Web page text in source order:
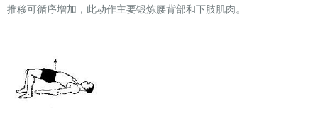
推移可循序增加，此动作主要锻炼腰背部和下肢肌肉。